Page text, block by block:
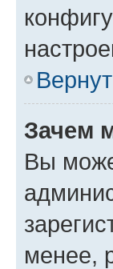
Зачем
Вы
менее,